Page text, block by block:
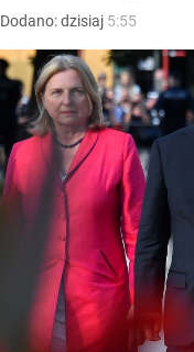
Dodano:dzisiaj 5:55